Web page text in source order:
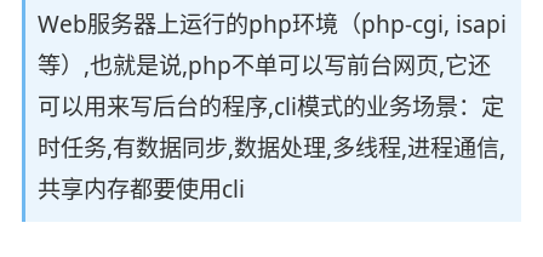
Web服务器上运行的php环境（php-cgi, isapi
等）,也就是说,php不单可以写前台网页,它还
可以用来写后台的程序,cli模式的业务场景：定
时任务,有数据同步,数据处理,多线程,进程通信,
共享内存都要使用cli